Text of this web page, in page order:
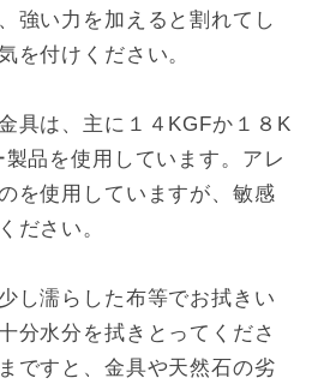
強い力を加えると割れてし
を付けください。
具は、主に１４KGFか１８K
品を使用しています。アレ
を使用していますが、敏感
ださい。
し濡らした布等でお拭きい
分水分を拭きとってくださ
ですと、金具や天然石の劣